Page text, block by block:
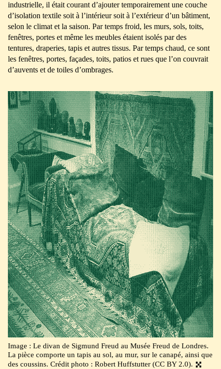
industrielle, il était courant d’ajouter temporairement une couche
d’isolation textile soit à l’intérieur soit à l’extérieur d’un bâtiment,
selon le climat et la saison. Par temps froid, les murs, sols, toits,
fenêtres, portes et même les meubles étaient isolés par des
tentures, draperies, tapis et autres tissus. Par temps chaud, ce sont
les fenêtres, portes, façades, toits, patios et rues que l’on couvrait
d’auvents et de toiles d’ombrages.
Image : Le divan de Sigmund Freud au Musée Freud de Londres.
La pièce comporte un tapis au sol, au mur, sur le canapé, ainsi que
des coussins. Crédit photo : Robert Huffstutter (CC BY 2.0).